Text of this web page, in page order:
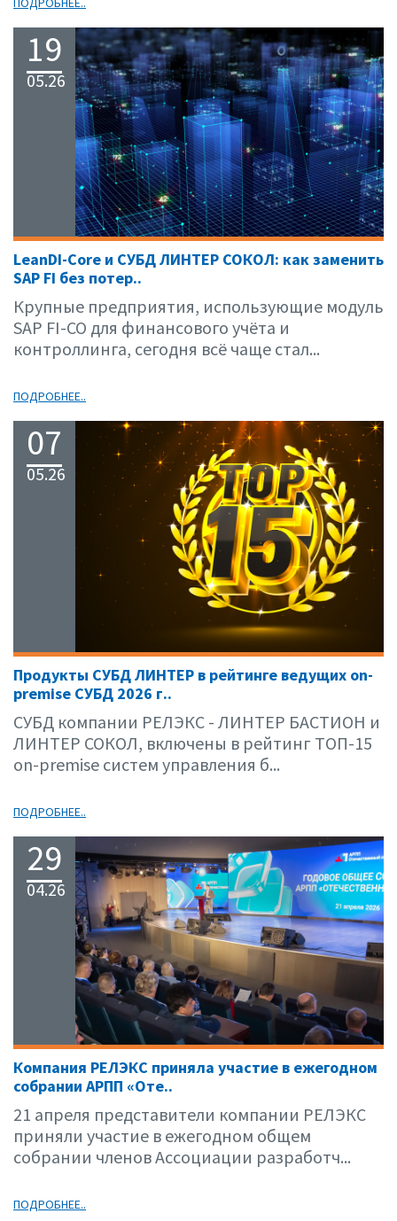
19
05.26
LeanDI-Core и СУБД ЛИНТЕР СОКОЛ: как заменить
SAP FI без потер..
Крупные предприятия, использующие модуль
SAP FI-CO для финансового учёта и
контроллинга, сегодня всё чаще стал...
ПОДРОБНЕЕ..
07
05.26
Продукты СУБД ЛИНТЕР в рейтинге ведущих on-
premise СУБД 2026 г..
СУБД компании РЕЛЭКС - ЛИНТЕР БАСТИОН и
ЛИНТЕР СОКОЛ, включены в рейтинг ТОП-15
on-premise систем управления б...
ПОДРОБНЕЕ..
29
04.26
Компания РЕЛЭКС приняла участие в ежегодном
собрании АРПП «Оте..
21 апреля представители компании РЕЛЭКС
приняли участие в ежегодном общем
собрании членов Ассоциации разработч...
ПОДРОБНЕЕ..